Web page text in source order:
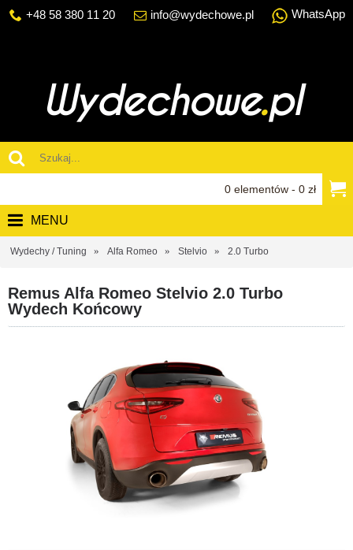
+48 58 380 11 20 info@wydechowe.pl WhatsApp
0 elementów - 0 zł
MENU
Wydechy / Tuning Alfa Romeo Stelvio 2.0 Turbo
Remus Alfa Romeo Stelvio 2.0 Turbo
Wydech Końcowy